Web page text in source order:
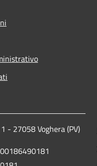
- 27058 Voghera (PV)